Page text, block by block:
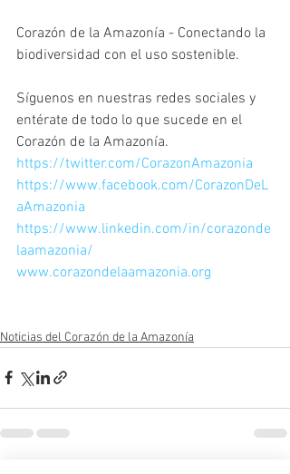
Corazón de la Amazonía - Conectando la
biodiversidad con el uso sostenible.
Síguenos en nuestras redes sociales y
entérate de todo lo que sucede en el
Corazón de la Amazonía.
https://twitter.com/CorazonAmazonia
https://www.facebook.com/CorazonDeL
aAmazonia
https://www.linkedin.com/in/corazonde
laamazonia/
www.corazondelaamazonia.org
Noticias del Corazón de la Amazonía